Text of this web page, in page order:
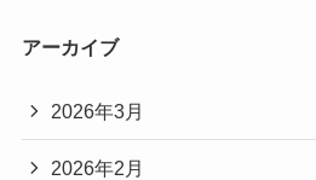
アーカイブ
2026年3月
2026年2月